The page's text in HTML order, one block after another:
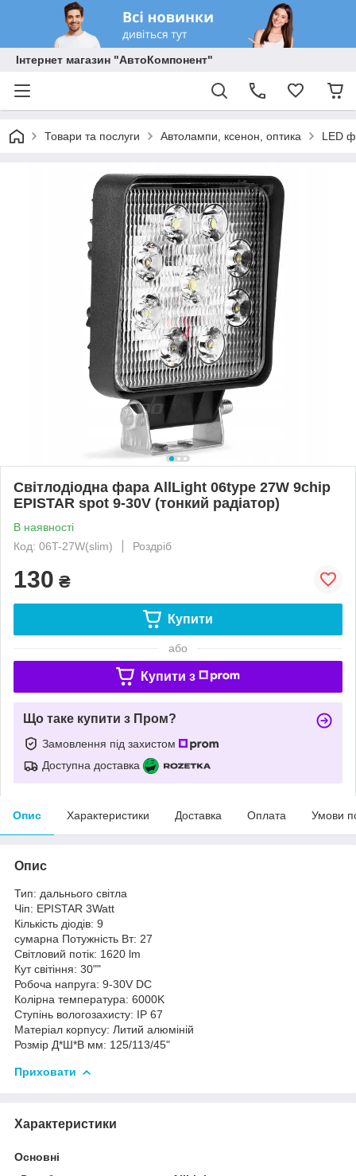
Інтернет магазин "АвтоКомпонент"
Товари та послуги Автолампи, ксенон, оптика LED
Світлодіодна фара AllLight 06type 27W 9chip
EPISTAR spot 9-30V (тонкий радіатор)
В наявності
Код: 06T-27W(slim)
Роздріб
130 ₴
Купити
або
Купити з
Що таке купити з Пром?
Замовлення під захистом
Доступна доставка
Опис Характеристики Доставка Оплата Умови
Опис
Тип: дальнього світла
Чіп: EPISTAR 3Watt
Кількість діодів: 9
сумарна Потужність Вт: 27
Світловий потік: 1620 lm
Кут світіння: 30""
Робоча напруга: 9-30V DC
Колірна температура: 6000K
Ступінь вологозахисту: IP 67
Матеріал корпусу: Литий алюміній
Розмір Д*Ш*В мм: 125/113/45"
Приховати
Характеристики
Основні